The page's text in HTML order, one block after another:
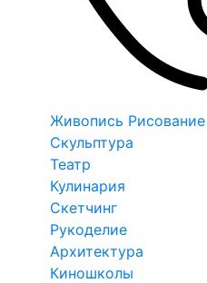
Живопись Рисование
Скульптура
Театр
Кулинария
Скетчинг
Рукоделие
Архитектура
Киношколы